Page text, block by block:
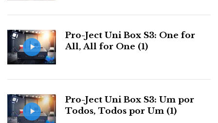
Pro-Ject Uni Box S3: One for
All, All for One (1)
Pro-Ject Uni Box S3: Um por
Todos, Todos por Um (1)